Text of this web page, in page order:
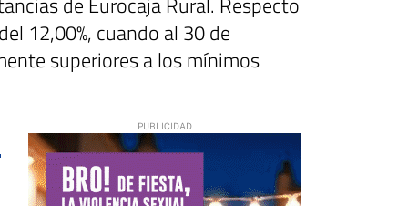
12,00%, cuando al 30 de
superiores a los mínimos